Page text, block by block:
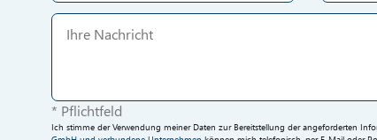
* Pflichtfeld
Ich stimme der Verwendung meiner Daten zur Bereitstellung der angeforderten